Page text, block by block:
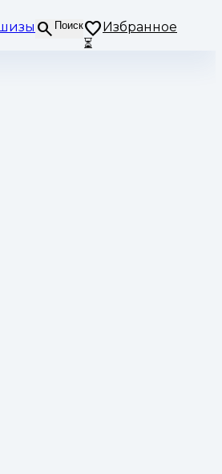
Поиск
Избранное
⏳